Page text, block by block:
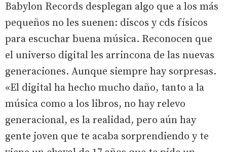
Babylon Records desplegan algo que a los más
pequeños no les suenen: discos y cds físicos
para escuchar buena música. Reconocen que
el universo digital les arrincona de las nuevas
generaciones. Aunque siempre hay sorpresas.
«El digital ha hecho mucho daño, tanto a la
música como a los libros, no hay relevo
generacional, es la realidad, pero aún hay
gente joven que te acaba sorprendiendo y te